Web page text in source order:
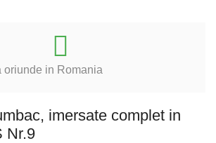
oriunde in Romania
imersate complet in
Nr.9